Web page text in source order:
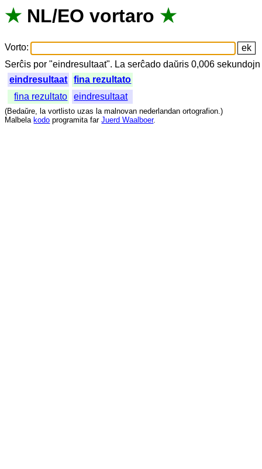
★ NL/EO vortaro ★
Vorto:
Serĉis por "eindresultaat". La serĉado daŭris 0,006sekundojn
eindresultaat
fina rezultato
fina rezultato
eindresultaat
(Bedaŭre, la vortlisto uzas la malnovan nederlandan ortografion.)
Malbela kodo programita far Juerd Waalboer.